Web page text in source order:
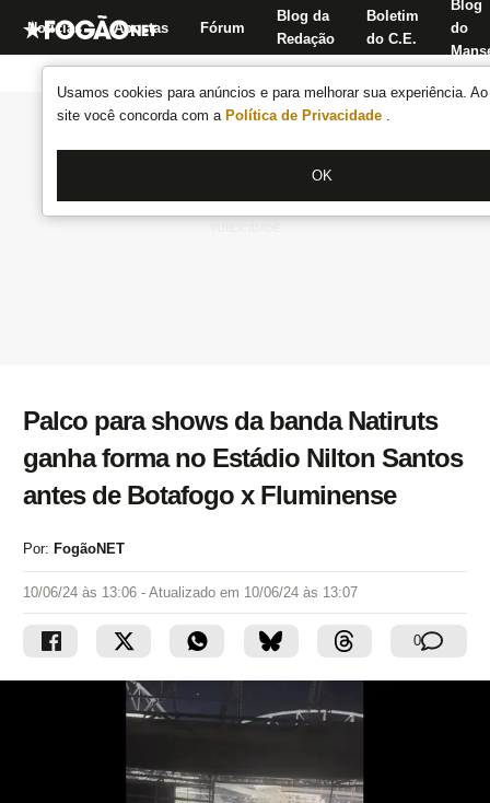
Usamos cookies para anúncios e para melhorar sua experiência.
site você concorda com a Política de Privacidade .
OK
Notícias Apostas Fórum
Blog da
Redação
Boletim
do C.E.
Blog
do
Palco para shows da banda Natiruts
ganha forma no Estádio Nilton Santos
antes de Botafogo x Fluminense
Por: FogãoNET
10/06/24 às 13:06 - Atualizado em 10/06/24 às 13:07
0